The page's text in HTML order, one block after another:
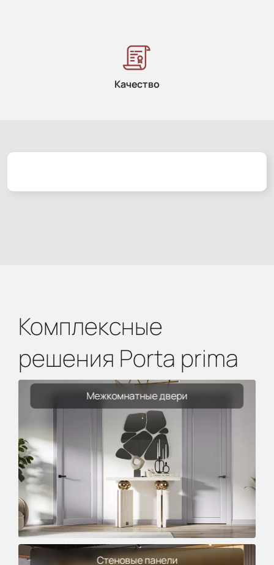
Качество
Комплексные
решения Porta prima
Межкомнатные двери
Стеновые панели